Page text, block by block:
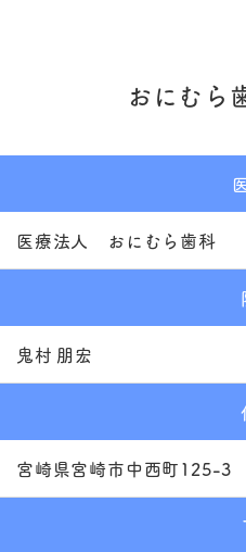
おにむら
医療法人 おにむら歯科
鬼村 朋宏
宮崎県宮崎市中西町125-3